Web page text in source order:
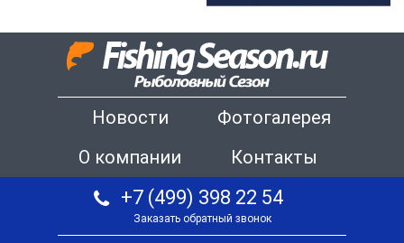
Новости
Фотогалерея
О компании
Контакты
+7 (499) 398 22 54
Заказать обратный звонок